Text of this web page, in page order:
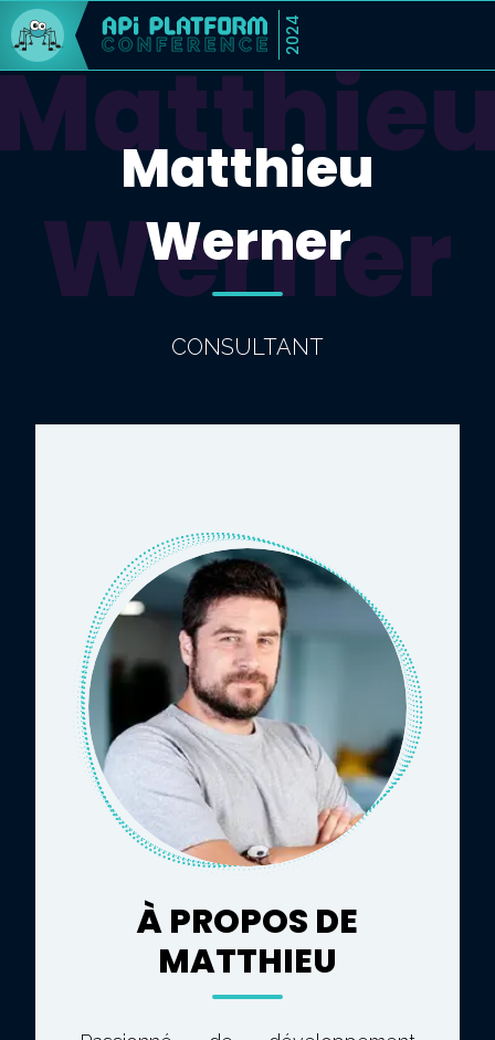
2024
Werner
Matthieu
Werner
CONSULTANT
À PROPOS DE
MATTHIEU